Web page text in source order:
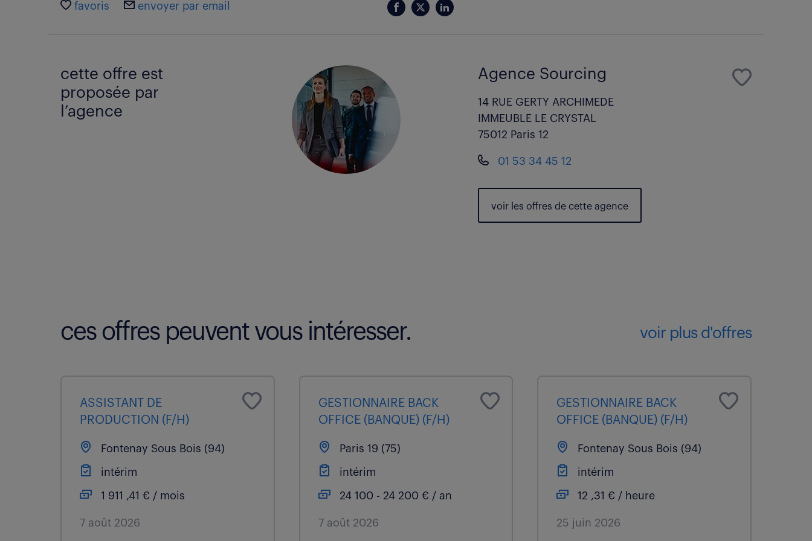
favoris envoyer par email
cette offre est
proposée par
l’agence
Agence Sourcing
14 RUE GERTY ARCHIMEDE
IMMEUBLE LE CRYSTAL
75012 Paris 12
01 53 34 45 12
voir les offres de cette agence
ces offres peuvent vous intéresser. voir plus d'offres
ASSISTANT DE
PRODUCTION (F/H)
Fontenay Sous Bois (94)
intérim
1 911 ,41 € / mois
7 août 2026
GESTIONNAIRE BACK
OFFICE (BANQUE) (F/H)
Paris 19 (75)
intérim
24 100 - 24 200 € / an
7 août 2026
GESTIONNAIRE BACK
OFFICE (BANQUE) (F/H)
Fontenay Sous Bois (94)
intérim
12 ,31 € / heure
25 juin 2026